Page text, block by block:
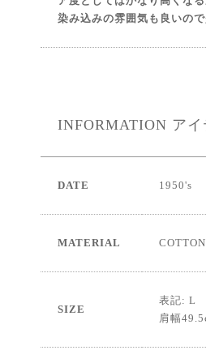
染み込みの雰囲気も良いので
INFORMATION アイ
DATE 1950's
MATERIAL COTTON
SIZE
表記: L
肩幅